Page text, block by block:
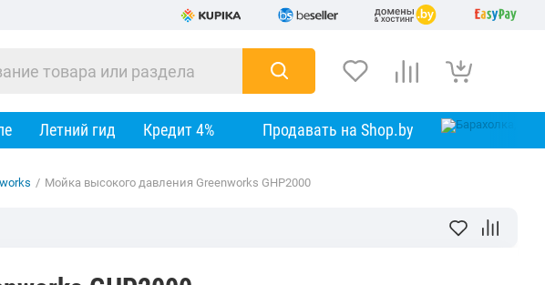
Летний гид Кредит 4% Продавать на Shop.by
/ Мойка высокого давления Greenworks GHP2000